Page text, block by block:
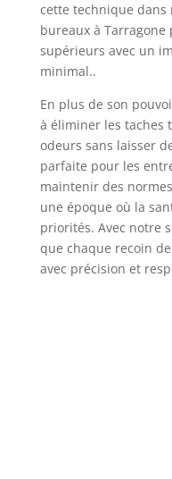
cette technique dans
bureaux à
supérieurs avec un
minimal..
En plus de son
à éliminer les taches
odeurs sans laisser
parfaite pour les
maintenir des
une époque où la
priorités. Avec notre
que chaque recoin
avec précision et